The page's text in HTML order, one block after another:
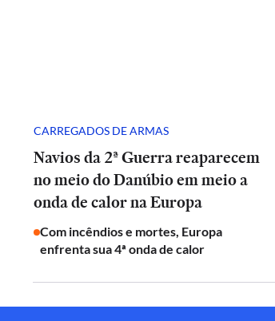
CARREGADOS DE ARMAS
Navios da 2ª Guerra reaparecem
no meio do Danúbio em meio a
onda de calor na Europa
Com incêndios e mortes, Europa
enfrenta sua 4ª onda de calor